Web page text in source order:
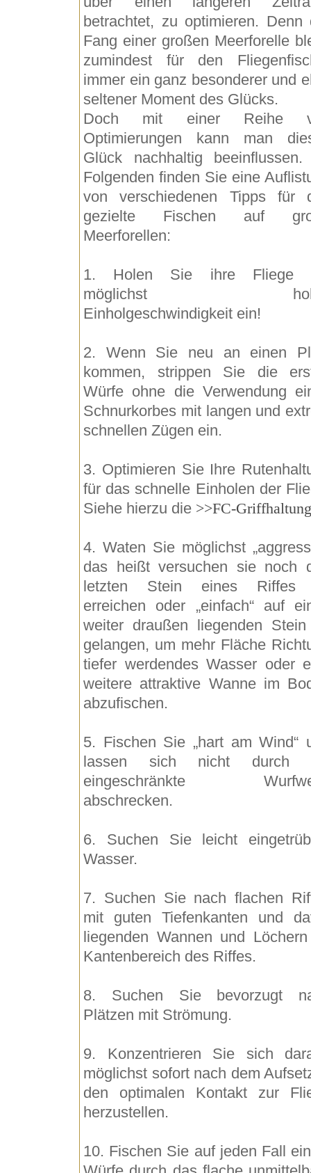
betrachtet, zu optimieren. Denn
Fang einer großen Meerforelle
zumindest für den
immer ein ganz besonderer und
seltener Moment des Glücks.
Doch mit einer Reihe
Optimierungen kann man
Glück nachhaltig
Folgenden finden Sie eine
von verschiedenen Tipps für
gezielte Fischen auf
Meerforellen:
1. Holen Sie ihre Fliege
möglichst
Einholgeschwindigkeit ein!
2. Wenn Sie neu an einen
kommen, strippen Sie die
Würfe ohne die Verwendung
Schnurkorbes mit langen und
schnellen Zügen ein.
3. Optimieren Sie Ihre
für das schnelle Einholen der
Siehe hierzu die >>FC-Griffhaltung
4. Waten Sie möglichst
das heißt versuchen sie noch
letzten Stein eines Riffes
erreichen oder „einfach“ auf
weiter draußen liegenden
gelangen, um mehr Fläche
tiefer werdendes Wasser oder
weitere attraktive Wanne im
abzufischen.
5. Fischen Sie „hart am Wind“
lassen sich nicht durch
eingeschränkte
abschrecken.
6. Suchen Sie leicht
Wasser.
7. Suchen Sie nach flachen
mit guten Tiefenkanten und
liegenden Wannen und
Kantenbereich des Riffes.
8. Suchen Sie bevorzugt
Plätzen mit Strömung.
9. Konzentrieren Sie sich
möglichst sofort nach dem
den optimalen Kontakt zur
herzustellen.
10. Fischen Sie auf jeden Fall